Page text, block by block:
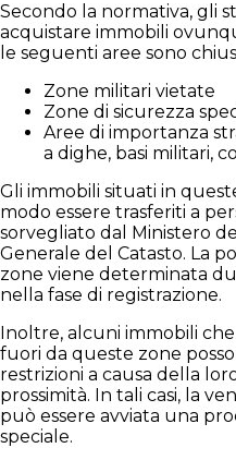
Secondo la normativa, gli
acquistare immobili
le seguenti aree sono
Zone militari vietate
Zone di sicurezza
Aree di importanza
a dighe, basi militari,
Gli immobili situati in
modo essere trasferiti a
sorvegliato dal Ministero
Generale del Catasto. La
zone viene determinata
nella fase di registrazione.
Inoltre, alcuni immobili
fuori da queste zone
restrizioni a causa della
prossimità. In tali casi, la
può essere avviata una
speciale.